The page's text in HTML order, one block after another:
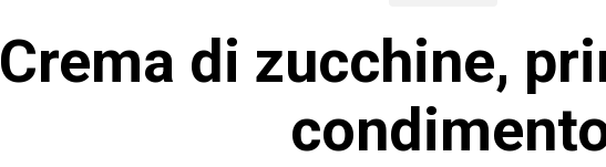
Crema di zucchine,